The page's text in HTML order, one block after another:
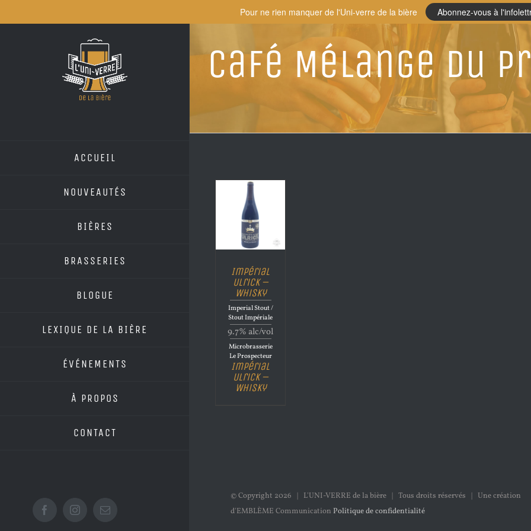
to
ACCUEIL
NOUVEAUTÉS
BIÈRES
BRASSERIES
BLOGUE
LEXIQUE DE LA BIÈRE
ÉVÉNEMENTS
À PROPOS
CONTACT
FacebookInstagramEmail
Café Mélange du
Impérial
Ulrick –
Whisky
Imperial Stout /
Stout Impériale
9.7% alc/vol
Microbrasserie
Le Prospecteur
Impérial
Ulrick –
Whisky
© Copyright 2026 | L'UNI-VERRE de la bière | Tous droits réservés | Une création
d'EMBLÈME Communication Politique de confidentialité
Pour ne rien manquer de l'Uni-verre de la bière Abonnez-vous à